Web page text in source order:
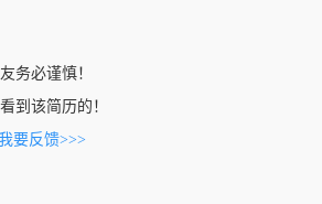
务必谨慎！
到该简历的！
要反馈>>>